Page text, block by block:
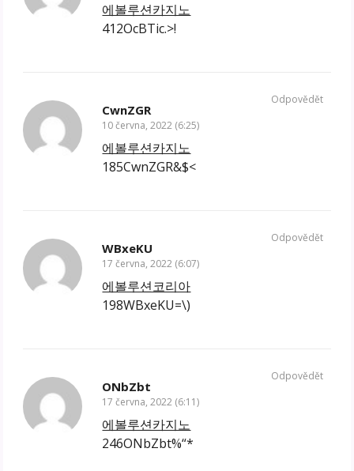
에볼루션카지노
412OcBTic.>!
CwnZGR
10 června, 2022 (6:25)
에볼루션카지노
185CwnZGR&$<
Odpovědět
WBxeKU
17 června, 2022 (6:07)
에볼루션코리아
198WBxeKU=\)
Odpovědět
ONbZbt
17 června, 2022 (6:11)
에볼루션카지노
246ONbZbt%“*
Odpovědět